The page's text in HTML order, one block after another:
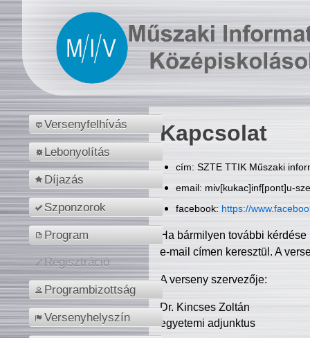
Versenyfelhívás
Lebonyolítás
Díjazás
Szponzorok
Program
Regisztráció
Programbizottság
Versenyhelyszín
Kapcsolat
cím: SZTE TTIK Műszaki
email: miv[kukac]inf[pont]u-
facebook: https://
Ha bármilyen további
e-mail címen keresztül. A
A verseny szervezője:
Dr. Kincses Zoltán
egyetemi adjunktus